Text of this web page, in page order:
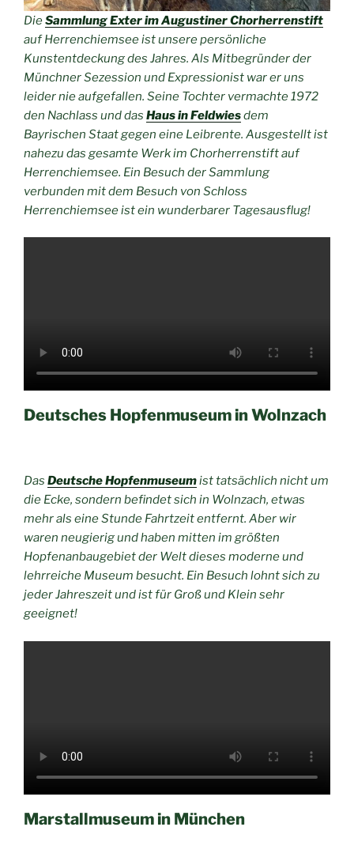
DieSammlung Exter im Augustiner Chorherrenstift
auf Herrenchiemsee ist unsere persönliche
Kunstentdeckung des Jahres. Als Mitbegründer der
Münchner Sezession und Expressionist war er uns
leider nie aufgefallen. Seine Tochter vermachte 1972
den Nachlass und das Haus in Feldwiesdem
Bayrischen Staat gegen eine Leibrente. Ausgestellt ist
nahezu das gesamte Werk im Chorherrenstift auf
Herrenchiemsee. Ein Besuch der Sammlung
verbunden mit dem Besuch von Schloss
Herrenchiemsee ist ein wunderbarer Tagesausflug!
Deutsches Hopfenmuseum in Wolnzach
Das Deutsche Hopfenmuseumist tatsächlich nicht um
die Ecke, sondern befindet sich in Wolnzach, etwas
mehr als eine Stunde Fahrtzeit entfernt. Aber wir
waren neugierig und haben mitten im größten
Hopfenanbaugebiet der Welt dieses moderne und
lehrreiche Museum besucht. Ein Besuch lohnt sich zu
jeder Jahreszeit und ist für Groß und Klein sehr
geeignet!
Marstallmuseum in München